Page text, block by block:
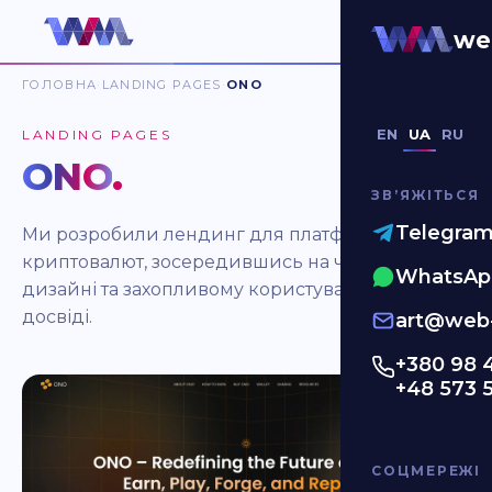
EN UA RU
ЗВʼЯЖІТЬСЯ
+380 98
+48 573
СОЦМЕРЕЖІ
ГОЛОВНА LANDING PAGES ONO
LANDING PAGES
ONO.
Ми розробили лендинг для платформи
криптовалют, зосередившись на чистому
дизайні та захопливому користувацькому
досвіді.